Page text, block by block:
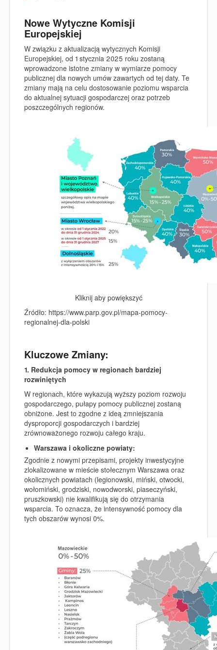
Nowe Wytyczne Komisji
Europejskiej
W związku z aktualizacją wytycznych Komisji
Europejskiej, od 1 stycznia 2025 roku zostaną
wprowadzone istotne zmiany w wymiarze pomocy
publicznej dla nowych umów zawartych od tej daty. Te
zmiany mają na celu dostosowanie poziomu wsparcia
do aktualnej sytuacji gospodarczej oraz potrzeb
poszczególnych regionów.
Kliknij aby powiększyć
Źródło: https://www.parp.gov.pl/mapa-pomocy-
regionalnej-dla-polski
Kluczowe Zmiany:
1. Redukcja pomocy w regionach bardziej
rozwiniętych
W regionach, które wykazują wyższy poziom rozwoju
gospodarczego, pułapy pomocy publicznej zostaną
obniżone. Jest to zgodne z ideą zmniejszania
dysproporcji gospodarczych i bardziej
zrównoważonego rozwoju całego kraju.
Warszawa i okoliczne powiaty:
Zgodnie z nowymi przepisami, projekty inwestycyjne
zlokalizowane w mieście stołecznym Warszawa oraz
okolicznych powiatach (legionowski, miński, otwocki,
wołomiński, grodziski, nowodworski, piaseczyński,
pruszkowski) nie kwalifikują się do otrzymania
wsparcia. To oznacza, że intensywność pomocy dla
tych obszarów wynosi 0%.